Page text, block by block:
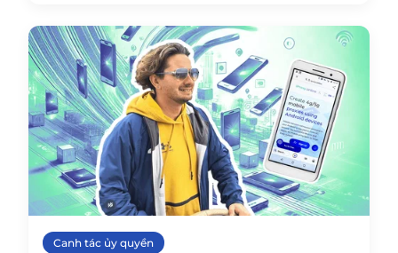
Canh tác ủy quyền